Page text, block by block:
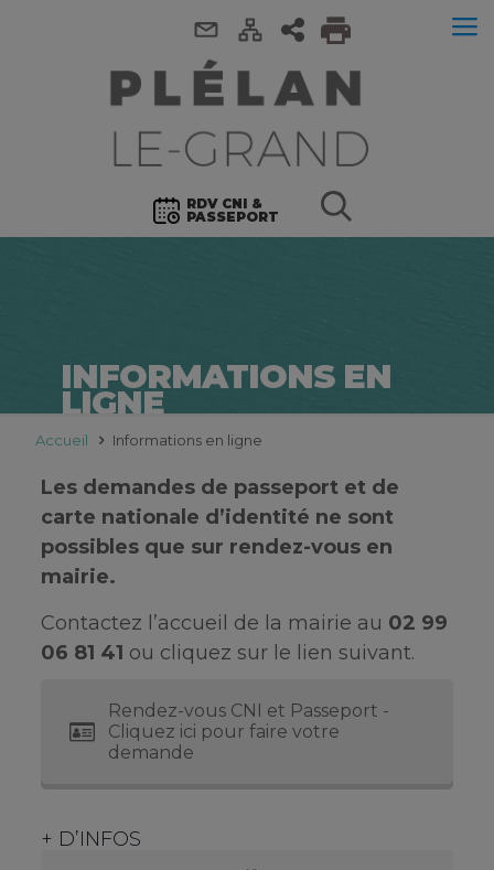
RDV CNI &
PASSEPORT
INFORMATIONS EN
LIGNE
Accueil Informations en ligne
Les demandes de passeport et de
carte nationale d’identité ne sont
possibles que sur rendez-vous en
mairie.
Contactez l’accueil de la mairie au 02 99
06 81 41 ou cliquez sur le lien suivant.
Rendez-vous CNI et Passeport -
Cliquez ici pour faire votre
demande
+ D’INFOS